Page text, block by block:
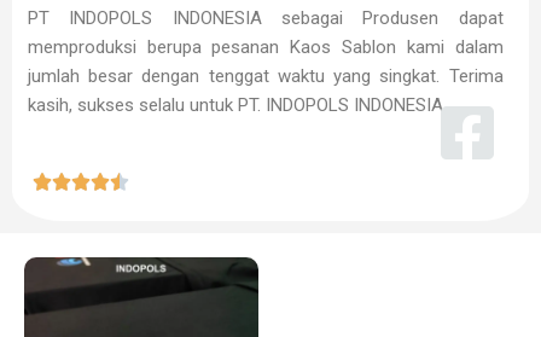
PT INDOPOLS INDONESIA sebagai Produsen dapat
memproduksi berupa pesanan Kaos Sablon kami dalam
jumlah besar dengan tenggat waktu yang singkat. Terima
kasih, sukses selalu untuk PT. INDOPOLS INDONESIA
